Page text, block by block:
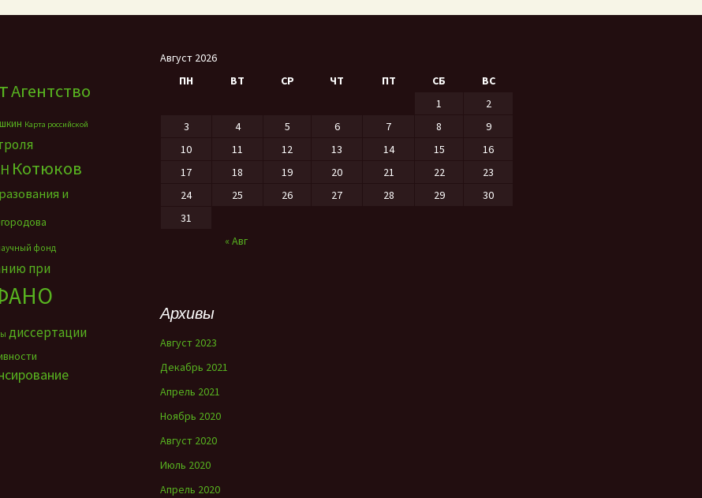
Агентство
Карта российской
Котюков
и
фонд
при
диссертации
Август 2026
ПН
ВТ СР ЧТ ПТ СБ ВС
« Авг
1
2
3
4 5 6 7 8
9
10
11 12 13 14 15
16
17
18 19 20 21 22
23
24
25 26 27 28 29
30
31
Архивы
Август 2023
Декабрь 2021
Апрель 2021
Ноябрь 2020
Август 2020
Июль 2020
Апрель 2020